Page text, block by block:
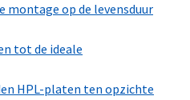
montage op de levensduur
tot de ideale
HPL-platen ten opzichte